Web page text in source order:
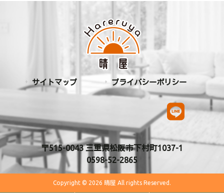
サイトマップ プライバシーポリシー
〒515-0043 三重県松阪市下村町1037-1
0598-52-2865
Copyright © 2026 晴屋 All rights Reserved.